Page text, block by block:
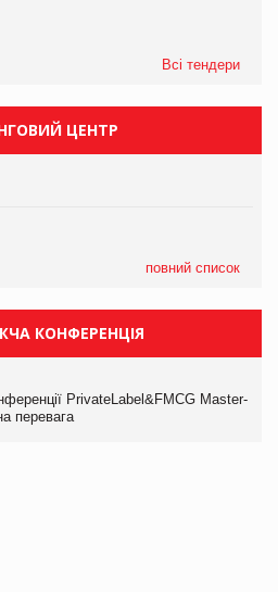
Всі тендери
ЦЕНТР
повний список
КОНФЕРЕНЦІЯ
PrivateLabel&FMCG Master-
перевага